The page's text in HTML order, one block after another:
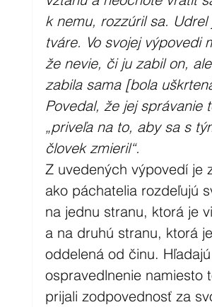
k nemu, rozzúril sa.
tváre. Vo svojej výpovedi
že nevie, či ju zabil on,
zabila sama [bola
Povedal, že jej správanie
„priveľa na to, aby sa s
človek zmieril“.
Z uvedených výpovedí je
ako páchatelia rozdeľujú
na jednu stranu, ktorá je
a na druhú stranu, ktorá je
oddelená od činu. Hľadajú
ospravedlnenie namiesto
prijali zodpovednosť za